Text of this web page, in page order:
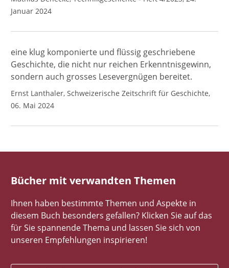
Januar 2024
eine klug komponierte und flüssig geschriebene
Geschichte, die nicht nur reichen Erkenntnisgewinn,
sondern auch grosses Lesevergnügen bereitet.
Ernst Lanthaler, Schweizerische Zeitschrift für Geschichte,
06. Mai 2024
Bücher mit verwandten Themen
Ihnen haben bestimmte Themen und Aspekte in
diesem Buch besonders gefallen? Klicken Sie auf das
für Sie spannende Thema und lassen Sie sich von
unseren Empfehlungen inspirieren!